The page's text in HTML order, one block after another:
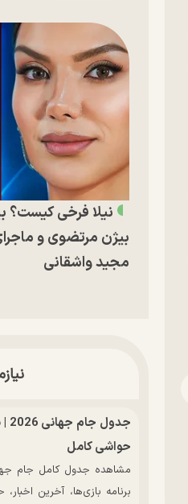
نیلا فرخی کیست؟
بیژن مرتضوی و
مجید واشقانی
حواشی کامل
برنامه بازی‌ها، آخرین